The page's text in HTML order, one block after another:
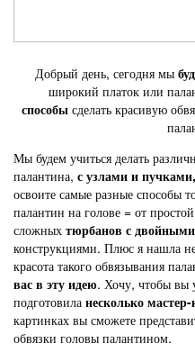
Добрый день, сегодня мы
широкий платок или
способысделать красивую
Мы будем учиться делать
палантина, с узлами и
освоите самые разные способы
палантин на голове = от простой
сложных тюрбанов с
конструкциями. Плюс я нашла
красота такого обвязывания
вас в эту идею. Хочу, чтобы вы
подготовила несколько мастер-
картинках вы сможете
обвязки головы палантином.